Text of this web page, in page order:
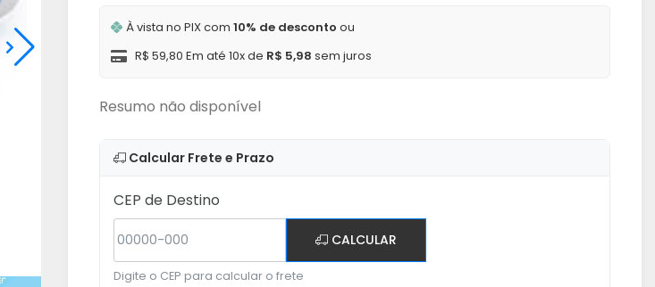
À vista no PIX com 10% de desconto ou
R$ 59,80 Em até 10x de R$ 5,98 sem juros
Resumo não disponível
Calcular Frete e Prazo
CEP de Destino
CALCULAR
Digite o CEP para calcular o frete